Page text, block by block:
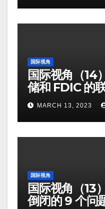
国际视角
国际视角（14
储和 FDIC 的
MARCH 13, 2023
国际视角
国际视角（13
倒闭的 9 个问